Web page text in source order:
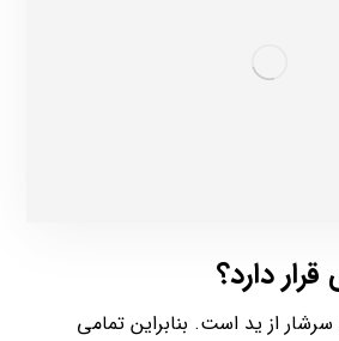
دارد؟
از ید است. بنابراین تمامی